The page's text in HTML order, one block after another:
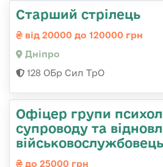
Старший стрілець
від 20000 до 120000 грн
Дніпро
128 ОБр Сил ТрО
Офіцер групи
супроводу та
військовослужбовець
до 25000 грн